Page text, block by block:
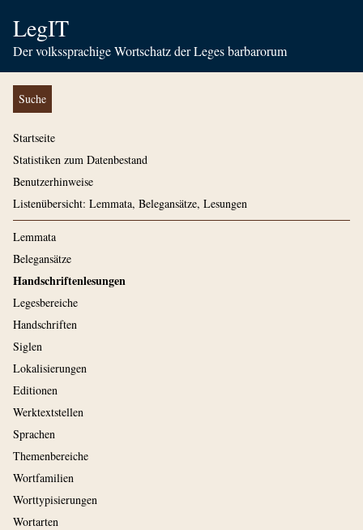
LegIT
Der volkssprachige Wortschatz der Leges barbarorum
Suche
Startseite
Statistiken zum Datenbestand
Benutzerhinweise
Listenübersicht: Lemmata, Belegansätze, Lesungen
Lemmata
Belegansätze
Handschriftenlesungen
Legesbereiche
Handschriften
Siglen
Lokalisierungen
Editionen
Werktextstellen
Sprachen
Themenbereiche
Wortfamilien
Worttypisierungen
Wortarten